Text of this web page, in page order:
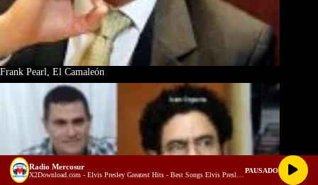
Frank Pearl, El Camaleón
Radio Mercosur PAUSADO